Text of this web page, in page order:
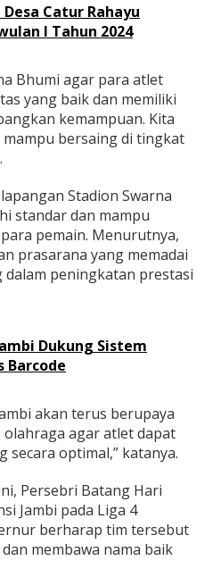
Desa Catur Rahayu
I Tahun 2024
Bhumi agar para atlet
yang baik dan memiliki
kemampuan. Kita
mampu bersaing di tingkat
Stadion Swarna
standar dan mampu
pemain. Menurutnya,
prasarana yang memadai
peningkatan prestasi
Dukung Sistem
Barcode
akan terus berupaya
agar atlet dapat
optimal,” katanya.
Persebri Batang Hari
Jambi pada Liga 4
berharap tim tersebut
membawa nama baik